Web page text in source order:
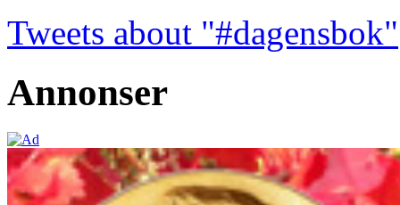
Tweets about "#dagensbok"
Annonser